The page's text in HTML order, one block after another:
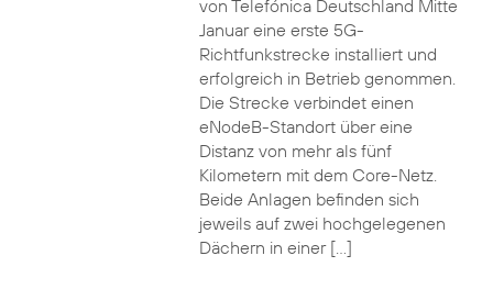
von Telefónica Deutschland Mitte
Januar eine erste 5G-
Richtfunkstrecke installiert und
erfolgreich in Betrieb genommen.
Die Strecke verbindet einen
eNodeB-Standort über eine
Distanz von mehr als fünf
Kilometern mit dem Core-Netz.
Beide Anlagen befinden sich
jeweils auf zwei hochgelegenen
Dächern in einer […]